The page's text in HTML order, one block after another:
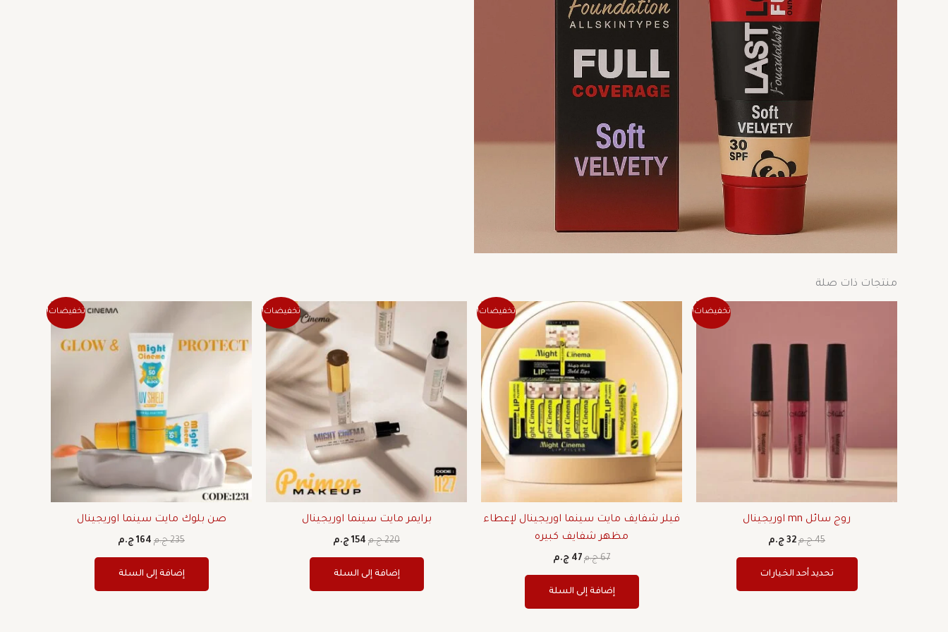
منتجات ذات صلة
تخفيضات!
روج سائل mn اوريجينال
45 ج.م
45 ج.م.
32 ج.م
32 ج.م.
تحديد أحد الخيارات
هناك
العديد
اختيار
صفحة
تخفيضات!
فيلر شفايف مايت سينما اوريجينال لإعطاء
مظهر شفايف كبيره
67 ج.م
السعر
الأصلي
هو:
67 ج.م.
47 ج.م
السعر
الحالي
هو:
47 ج.م.
إضافة إلى السلة
تخفيضات!
برايمر مايت سينما اوريجينال
220 ج.م
الأصلي
154 ج.م
السعر
الحالي
هو:
154 ج.م.
إضافة إلى السلة
تخفيضات!
صن بلوك مايت سينما اوريجينال
235 ج.م
هو:
235 ج.م.
164 ج.م
السعر
164 ج.م.
إضافة إلى السلة